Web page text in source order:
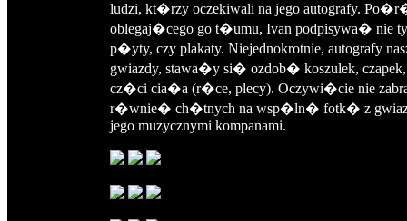
ludzi, kt�rzy oczekiwali na jego autografy.
oblegaj�cego go t�umu, Ivan podpisywa� nie
p�yty, czy plakaty. Niejednokrotnie, autografy
gwiazdy, stawa�y si� ozdob� koszulek, czapek,
cz�ci cia�a (r�ce, plecy). Oczywi�cie nie
r�wnie� ch�tnych na wsp�ln� fotk� z
jego muzycznymi kompanami.